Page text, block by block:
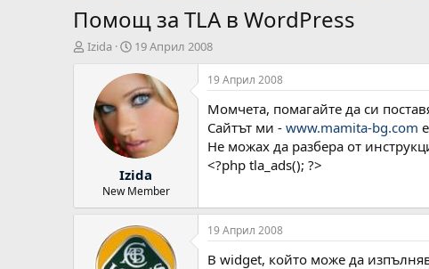
Помощ за TLA в WordPress
А
Izida
Н
ч
а
л
н
а
д
а
т
а
19 Април 2008
Izida
New Member
19 Април 2008
Момчета, помагайте да си
Сайтът ми - www.mamita-bg.com
Не можах да разбера от
<?php tla_ads(); ?>
19 Април 2008
В widget, който може да